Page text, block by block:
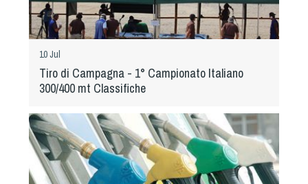
10 Jul
Tiro di Campagna - 1° Campionato Italiano
300/400 mt Classifiche